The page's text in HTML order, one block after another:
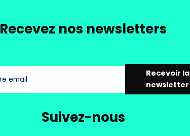
Recevez nos newsletters
Recevoir la
newsletter
Suivez-nous